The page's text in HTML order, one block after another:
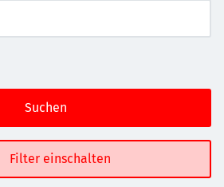
Suchen
Filter einschalten